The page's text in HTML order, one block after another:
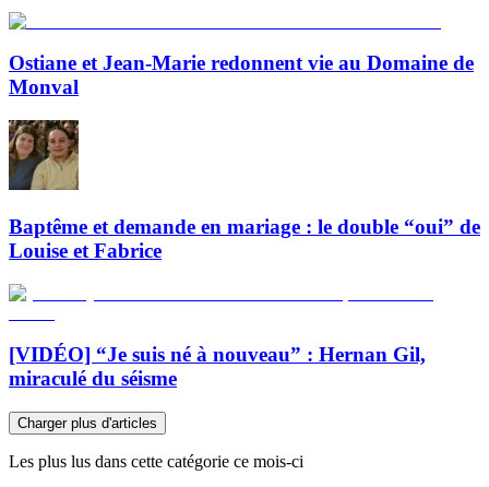
Ostiane et Jean-Marie redonnent vie au Domaine de
Monval
Baptême et demande en mariage : le double “oui” de
Louise et Fabrice
[VIDÉO] “Je suis né à nouveau” : Hernan Gil,
miraculé du séisme
Charger plus d'articles
Les plus lus dans cette catégorie ce mois-ci